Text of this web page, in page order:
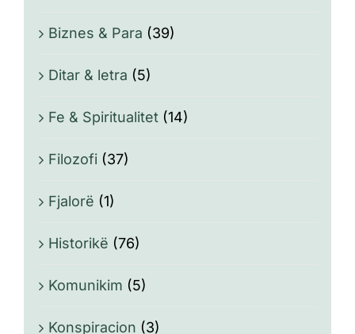
Biznes & Para (39)
Ditar & letra (5)
Fe & Spiritualitet (14)
Filozofi (37)
Fjalorë (1)
Historikë (76)
Komunikim (5)
Konspiracion (3)